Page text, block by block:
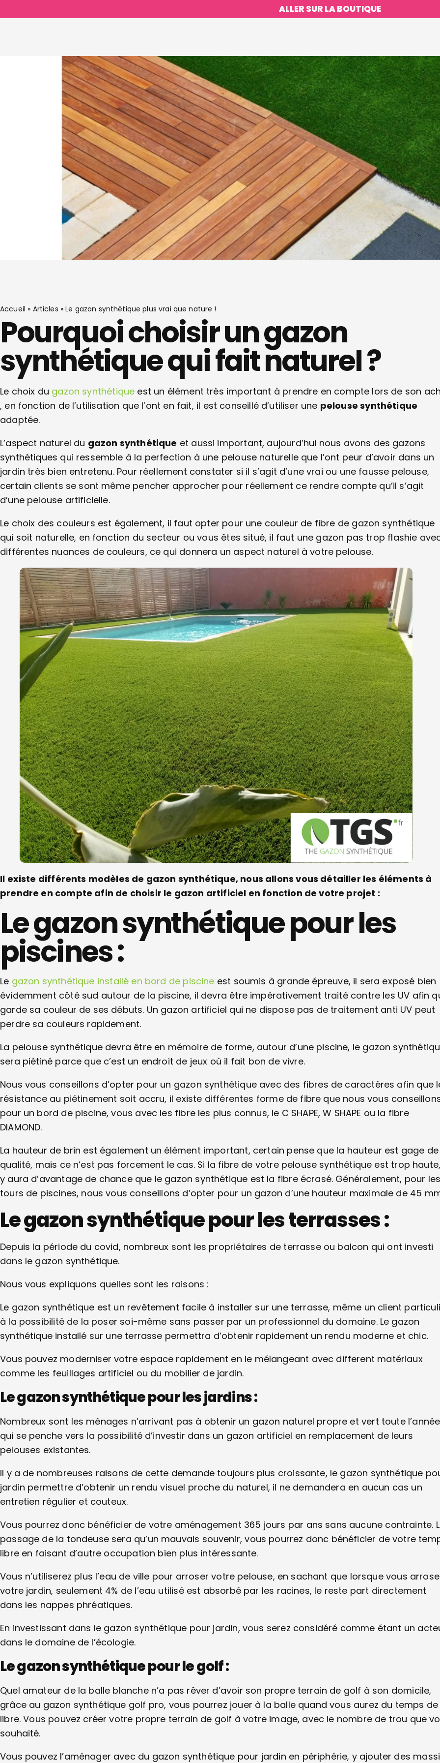
ALLER SUR LA BOUTIQUE
Accueil » Articles »Le gazon synthétique plus vrai que nature !
Pourquoi choisir un gazon
synthétique qui fait naturel ?
Le choix du gazon synthétique est un élément très important à prendre en compte lors de son
, en fonction de l’utilisation que l’ont en fait, il est conseillé d’utiliser une pelouse synthétique
adaptée.
L’aspect naturel du gazon synthétique et aussi important, aujourd’hui nous avons des gazons
synthétiques qui ressemble à la perfection à une pelouse naturelle que l’ont peur d’avoir dans un
jardin très bien entretenu. Pour réellement constater si il s’agit d’une vrai ou une fausse pelouse,
certain clients se sont même pencher approcher pour réellement ce rendre compte qu’il s’agit
d’une pelouse artificielle.
Le choix des couleurs est également, il faut opter pour une couleur de fibre de gazon synthétique
qui soit naturelle, en fonction du secteur ou vous êtes situé, il faut une gazon pas trop flashie
différentes nuances de couleurs, ce qui donnera un aspect naturel à votre pelouse.
Il existe différents modèles de gazon synthétique, nous allons vous détailler les éléments à
prendre en compte afin de choisir le gazon artificiel en fonction de votre projet :
Le gazon synthétique pour les
piscines :
Le gazon synthétique installé en bord de piscine est soumis à grande épreuve, il sera exposé bien
évidemment côté sud autour de la piscine, il devra être impérativement traité contre les UV afin
garde sa couleur de ses débuts. Un gazon artificiel qui ne dispose pas de traitement anti UV peut
perdre sa couleurs rapidement.
La pelouse synthétique devra être en mémoire de forme, autour d’une piscine, le gazon
sera piétiné parce que c’est un endroit de jeux où il fait bon de vivre.
Nous vous conseillons d’opter pour un gazon synthétique avec des fibres de caractères afin que
résistance au piétinement soit accru, il existe différentes forme de fibre que nous vous
pour un bord de piscine, vous avec les fibre les plus connus, le C SHAPE, W SHAPE ou la fibre
DIAMOND.
La hauteur de brin est également un élément important, certain pense que la hauteur est gage de
qualité, mais ce n’est pas forcement le cas. Si la fibre de votre pelouse synthétique est trop
y aura d’avantage de chance que le gazon synthétique est la fibre écrasé. Généralement, pour
tours de piscines, nous vous conseillons d’opter pour un gazon d’une hauteur maximale de 45
Le gazon synthétique pour les terrasses :
Depuis la période du covid, nombreux sont les propriétaires de terrasse ou balcon qui ont investi
dans le gazon synthétique.
Nous vous expliquons quelles sont les raisons :
Le gazon synthétique est un revêtement facile à installer sur une terrasse, même un client
à la possibilité de la poser soi-même sans passer par un professionnel du domaine. Le gazon
synthétique installé sur une terrasse permettra d’obtenir rapidement un rendu moderne et chic.
Vous pouvez moderniser votre espace rapidement en le mélangeant avec different matériaux
comme les feuillages artificiel ou du mobilier de jardin.
Le gazon synthétique pour les jardins :
Nombreux sont les ménages n’arrivant pas à obtenir un gazon naturel propre et vert toute
qui se penche vers la possibilité d’investir dans un gazon artificiel en remplacement de leurs
pelouses existantes.
Il y a de nombreuses raisons de cette demande toujours plus croissante, le gazon synthétique
jardin permettre d’obtenir un rendu visuel proche du naturel, il ne demandera en aucun cas un
entretien régulier et couteux.
Vous pourrez donc bénéficier de votre aménagement 365 jours par ans sans aucune contrainte.
passage de la tondeuse sera qu’un mauvais souvenir, vous pourrez donc bénéficier de votre
libre en faisant d’autre occupation bien plus intéressante.
Vous n’utiliserez plus l’eau de ville pour arroser votre pelouse, en sachant que lorsque vous
votre jardin, seulement 4% de l’eau utilisé est absorbé par les racines, le reste part directement
dans les nappes phréatiques.
En investissant dans le gazon synthétique pour jardin, vous serez considéré comme étant un
dans le domaine de l’écologie.
Le gazon synthétique pour le golf :
Quel amateur de la balle blanche n’a pas rêver d’avoir son propre terrain de golf à son domicile,
grâce au gazon synthétique golf pro, vous pourrez jouer à la balle quand vous aurez du temps de
libre. Vous pouvez créer votre propre terrain de golf à votre image, avec le nombre de trou que
souhaité.
Vous pouvez l’aménager avec du gazon synthétique pour jardin en périphérie, y ajouter des